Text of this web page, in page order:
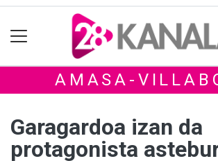
AMASA-
Garagardoa izan da
protagonista